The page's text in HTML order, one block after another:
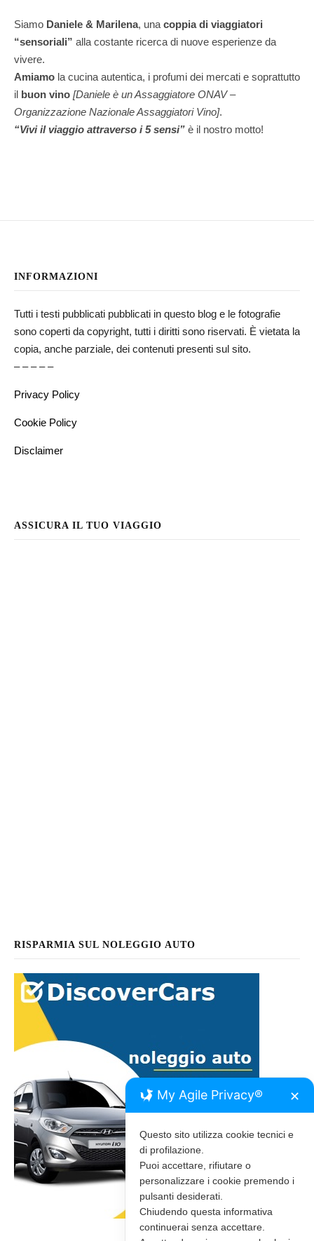
Siamo Daniele & Marilena, una coppia di viaggiatori
“sensoriali” alla costante ricerca di nuove esperienze da
vivere.
Amiamo la cucina autentica, i profumi dei mercati e soprattutto
il buon vino [Daniele è un Assaggiatore ONAV –
Organizzazione Nazionale Assaggiatori Vino].
“Vivi il viaggio attraverso i 5 sensi” è il nostro motto!
INFORMAZIONI
Tutti i testi pubblicati pubblicati in questo blog e le fotografie
sono coperti da copyright, tutti i diritti sono riservati. È vietata la
copia, anche parziale, dei contenuti presenti sul sito.
– – – – –
Privacy Policy
Cookie Policy
Disclaimer
ASSICURA IL TUO VIAGGIO
RISPARMIA SUL NOLEGGIO AUTO
My Agile Privacy® ✕
Questo sito utilizza cookie tecnici e
di profilazione.
Puoi accettare, rifiutare o
personalizzare i cookie premendo i
pulsanti desiderati.
Chiudendo questa informativa
continuerai senza accettare.